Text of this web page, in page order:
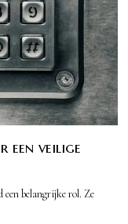
een veilige
een belangrijke rol. Ze